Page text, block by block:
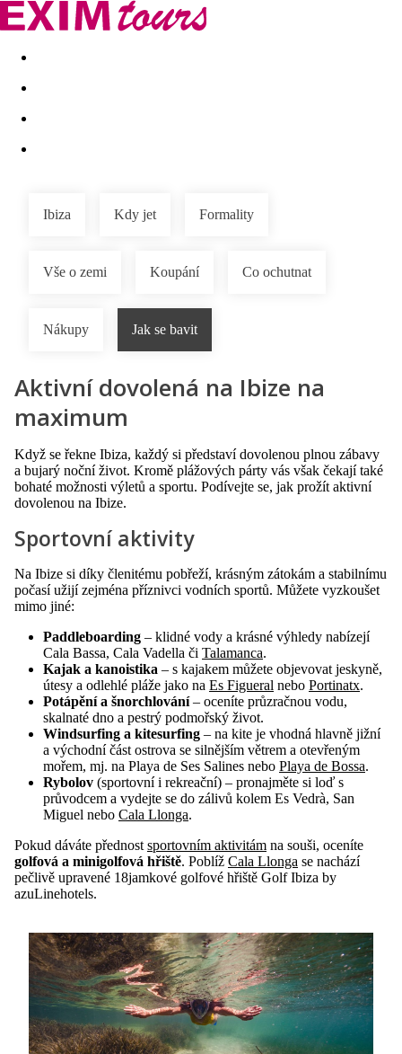
Akční nabídky Last minute
Ibiza Kdy jet Formality
Vše o zemi Koupání Co ochutnat
Nákupy Jak se bavit
Aktivní dovolená na Ibize na
maximum
Když se řekne Ibiza, každý si představí dovolenou plnou zábavy
a bujarý noční život. Kromě plážových párty vás však čekají také
bohaté možnosti výletů a sportu. Podívejte se, jak prožít aktivní
dovolenou na Ibize.
Sportovní aktivity
Na Ibize si díky členitému pobřeží, krásným zátokám a stabilnímu
počasí užijí zejména příznivci vodních sportů. Můžete vyzkoušet
mimo jiné:
Paddleboarding – klidné vody a krásné výhledy nabízejí
Cala Bassa, Cala Vadella či Talamanca.
Kajak a kanoistika – s kajakem můžete objevovat jeskyně,
útesy a odlehlé pláže jako na Es Figueral nebo Portinatx.
Potápění a šnorchlování– oceníte průzračnou vodu,
skalnaté dno a pestrý podmořský život.
Windsurfing a kitesurfing – na kite je vhodná hlavně jižní
a východní část ostrova se silnějším větrem a otevřeným
mořem, mj. na Playa de Ses Salines nebo Playa de Bossa.
Rybolov (sportovní i rekreační) – pronajměte si loď s
průvodcem a vydejte se do zálivů kolem Es Vedrà, San
Miguel nebo Cala Llonga.
Pokud dáváte přednost sportovním aktivitám na souši, oceníte
golfová a minigolfová hřiště. Poblíž Cala Llonga se nachází
pečlivě upravené 18jamkové golfové hřiště Golf Ibiza by
azuLinehotels.